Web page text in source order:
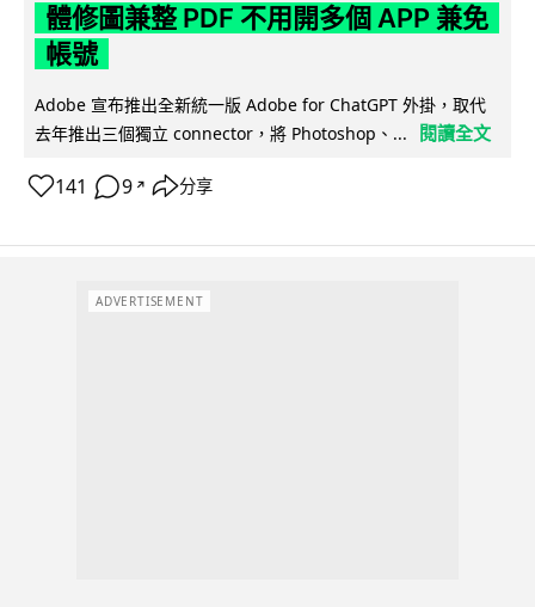
體修圖兼整 PDF 不用開多個 APP 兼免
帳號
Adobe 宣布推出全新統一版 Adobe for ChatGPT 外掛，取代
去年推出三個獨立 connector，將 Photoshop、...
閱讀全文
141 9 ↗ 分享
ADVERTISEMENT